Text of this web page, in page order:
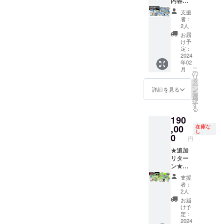
の詳細
は「リ
ターン
プラン
のご紹
介」を
ご覧く
ださ
い。
いただ
けま
す。 ※
クリア
ファイ
ルの詳
細は
「リ
ターン
プラン
のご紹
介」を
シャツ
の詳細
は「リ
プラン
のご紹
介」を
ご覧く
ださ
い。
ださ
い。
※「ゲー
ム本
体：DL
コー
ド」
は、
「Ninte
ndo
Switch
用」ま
m）」
のどち
らかを
ていた
だけま
す。
※PC版
は、
Steam
からダ
ウン
ロード
バス
アート
の詳細
は「リ
ターン
プラン
のご紹
介」を
ご覧く
ださ
い。 ※
サンソ
「リ
ターン
プラン
介」を
ご覧く
ださ
い。
※「ゲー
ム本
体：DL
コー
ド」
たは
「PC用
（Stea
m）」
のどち
らかを
選択し
ていた
だけま
す。
※PC版
ウン
ロード
してい
ただけ
ます。
※「サウ
ンドト
ラッ
ク」
は、
「Stea
m版 DL
キー」
-------- ※
サンソ
フト会
員証の
詳細は
「リ
ターン
プラン
のご紹
介」を
ご覧く
ださ
ム本
体：DL
コー
ド」
は、
「Ninte
ndo
Switch
用」ま
たは
「PC用
（Stea
m）」
のどち
表記／
アル
ファ
ベット
表記の
少なく
とも１
つは必
ずご記
入くだ
さい。
いずれ
された
場合、
弊社が
推奨す
る表記
で補完
いたし
ます。 -
-----------
-----------
-----------
-----------
-------- ※
複製原
記入い
ただく
内容】
①：
ゲーム
内に表
示する
お名前
（ニッ
クネー
ム可）
をご記
・日本
語表
記： ・
アル
ファ
ベット
表記：
日本語
表記／
アル
ファ
ベット
表記の
少なく
ド x 1点
［一般
販売予
定価
格：
1,100
円］ ・
サウン
ドト
ラック
［一般
販売予
定］ ・
PC・ス
マホ用
壁紙 ・
クリア
ファイ
ル 3種
セット
・CF限
定記念
ピン
ズ 3種
セット
・オリ
ム内ク
レジッ
トにお
名前掲
（大）
（※①）
「リッ
プルア
イラン
ド」ス
ゲーム
本体：
DLコー
ド x 1点
［一般
販売予
定価
格：
1,100
円］ ・
サウン
ドト
ラック
［一般
複製原
画イラ
スト
キャン
バス
アート
・サン
ソフト
会員証
・
SUNSO
FTヒス
ンソフ
ト大全
（仮）
』 ・
トート
バッグ
・ゲー
ム内ク
レジッ
トにお
名前掲
（大）
（※①）
・江南
サンソ
フト開
発現場
見学
（旅費
は実
費） ・
開発ス
タッフ
との座
談会 ・
複製サ
イン入
り色紙
「東海
道五十
三次」
・複製
原画イ
ラス
ト
キャン
バス
アート
・サン
支援
者：
2人
お届
け予
定：
2024
年02
月
詳細を見る
こ
の
リ
タ
ー
ン
を
選
択
す
る
190
,00
0 円
在庫な
し
★追加
リター
ン★
【リ
ターン
内容】
・もり
けん先
生直筆
サイン
支援
者：
2人
お届
け予
定：
2024